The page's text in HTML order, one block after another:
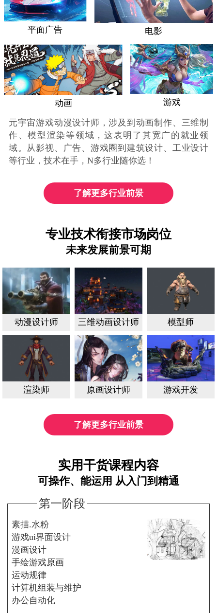
平面广告 电影
动画 游戏
元宇宙游戏动漫设计师，涉及到动画制作、三维制
作、模型渲染等领域，这表明了其宽广的就业领
域。从影视、广告、游戏圈到建筑设计、工业设计
等行业，技术在手，N多行业随你选！
了解更多行业前景
专业技术衔接市场岗位
未来发展前景可期
动漫设计师 三维动画设计师 模型师
渲染师 原画设计师 游戏开发
了解更多行业前景
实用干货课程内容
可操作、能运用 从入门到精通
素描.水粉
游戏ui界面设计
漫画设计
手绘游戏原画
运动规律
计算机组装与维护
办公自动化
第一阶段